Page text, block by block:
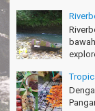
TRIms Team
Pangandaran
Jacky - Depok
Haturnuhun kang
Risna - Garut